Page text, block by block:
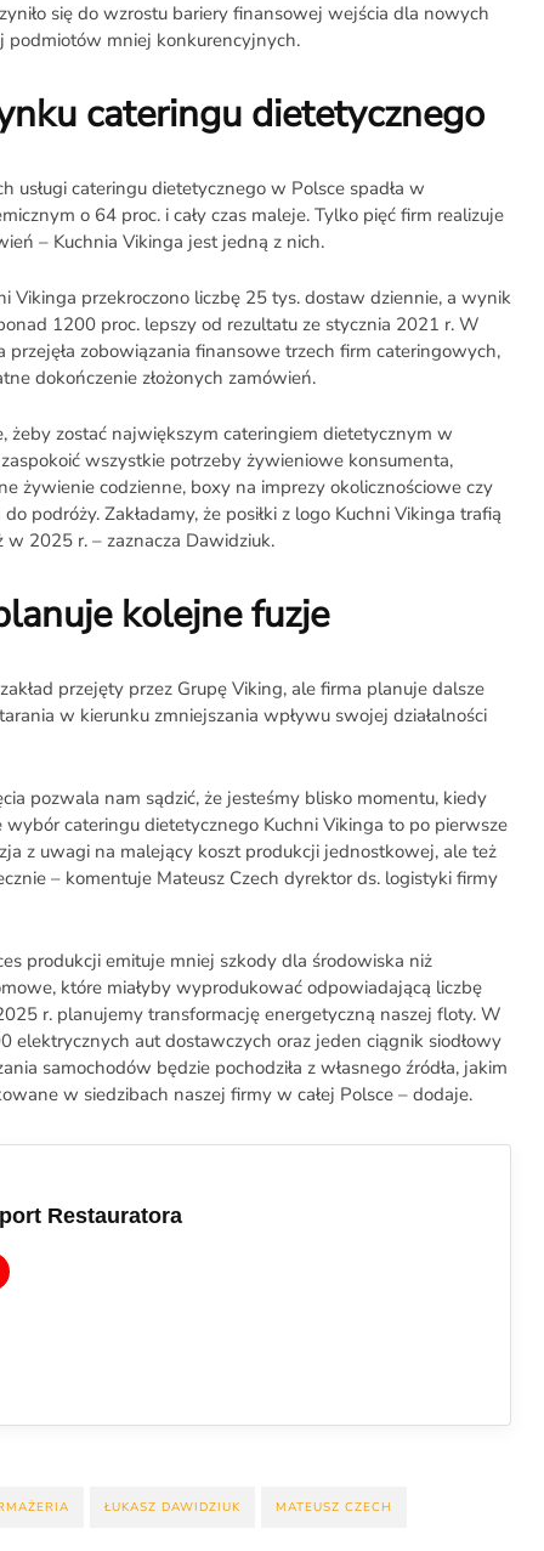
się do wzrostu bariery finansowej wejścia dla nowych
mniej konkurencyjnych.
cateringu dietetycznego
usługi cateringu dietetycznego w Polsce spadła w
o 64 proc. i cały czas maleje. Tylko pięć firm realizuje
– Kuchnia Vikinga jest jedną z nich.
Vikinga przekroczono liczbę 25 tys. dostaw dziennie, a wynik
1200 proc. lepszy od rezultatu ze stycznia 2021 r. W
przejęła zobowiązania finansowe trzech firm cateringowych,
dokończenie złożonych zamówień.
żeby zostać największym cateringiem dietetycznym w
wszystkie potrzeby żywieniowe konsumenta,
żywienie codzienne, boxy na imprezy okolicznościowe czy
podróży. Zakładamy, że posiłki z logo Kuchni Vikinga trafią
2025 r. – zaznacza Dawidziuk.
kolejne fuzje
przejęty przez Grupę Viking, ale firma planuje dalsze
w kierunku zmniejszania wpływu swojej działalności
pozwala nam sądzić, że jesteśmy blisko momentu, kiedy
cateringu dietetycznego Kuchni Vikinga to po pierwsze
z uwagi na malejący koszt produkcji jednostkowej, ale też
– komentuje Mateusz Czech dyrektor ds. logistyki firmy
produkcji emituje mniej szkody dla środowiska niż
które miałyby wyprodukować odpowiadającą liczbę
r. planujemy transformację energetyczną naszej floty. W
elektrycznych aut dostawczych oraz jeden ciągnik siodłowy
samochodów będzie pochodziła z własnego źródła, jakim
w siedzibach naszej firmy w całej Polsce – dodaje.
Restauratora
ŁUKASZ DAWIDZIUK MATEUSZ CZECH